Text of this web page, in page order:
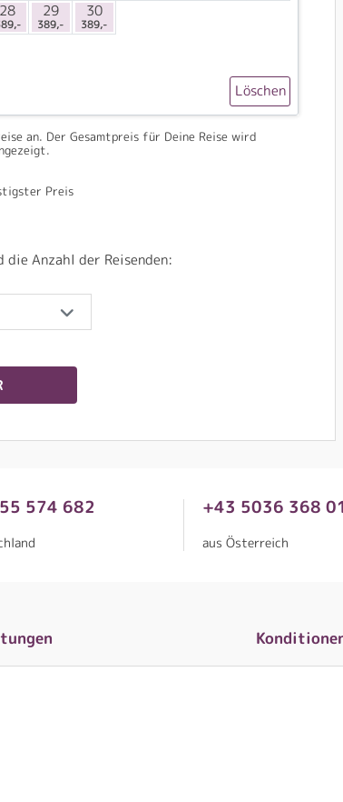
28 29
389,-
30
389,-
Löschen
an. Der Gesamtpreis für Deine Reise wird
Preis
Anzahl der Reisenden:
574 682 +43 5036 368
aus Österreich